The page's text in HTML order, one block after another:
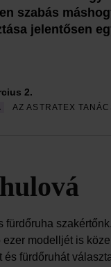
szabás
jelentősen
2.
AZ ASTRATEX
fürdőruha
modelljét is
és fürdőruhát